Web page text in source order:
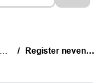
Register nevenfuncties